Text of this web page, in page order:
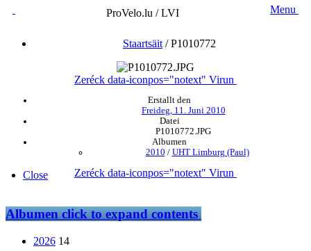
ProVelo.lu / LVI Menu
Staartsäit /P1010772
Zeréck data-iconpos="notext" Virun
Erstallt den
Freideg, 11. Juni 2010
Datei
P1010772.JPG
Albumen
2010 / UHT Limburg (Paul)
Zeréck data-iconpos="notext" Virun
Close
Albumenclick to expand contents
2026 14